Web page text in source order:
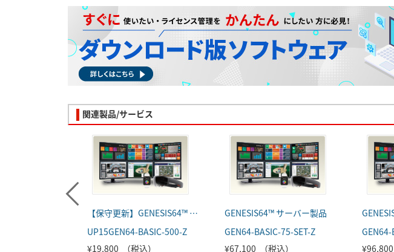
関連製品/サービス
【保守更新】GENESIS64™ サーバー製品
UP15GEN64-BASIC-500-Z
¥19,800 （税込）
GENESIS64™ サーバー製品
GEN64-BASIC-75-SET-Z
¥67,100 （税込）
GEN64-
¥96,800